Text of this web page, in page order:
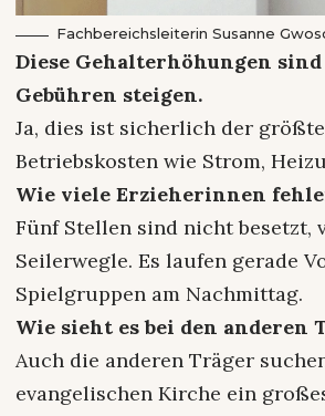
Fachbereichsleiterin Susanne
Diese Gehalterhöhungen
Gebühren steigen.
Ja, dies ist sicherlich der
Betriebskosten wie Strom,
Wie viele Erzieherinnen
Fünf Stellen sind nicht besetzt,
Seilerwegle. Es laufen gerade
Spielgruppen am Nachmittag.
Wie sieht es bei den anderen
Auch die anderen Träger
evangelischen Kirche ein